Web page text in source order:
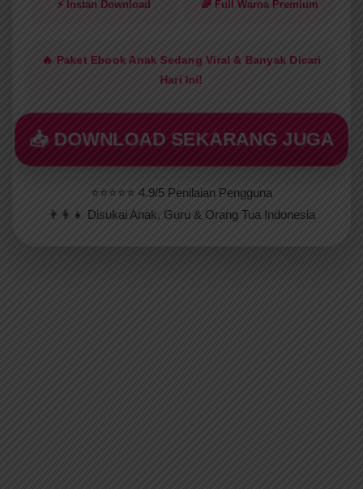
⚡ Instan Download 🌈 Full Warna Premium
🔥 Paket Ebook Anak Sedang Viral & Banyak Dicari
Hari Ini!
📥 DOWNLOAD SEKARANG JUGA
⭐⭐⭐⭐⭐ 4.9/5 Penilaian Pengguna
👨‍👩‍👧 Disukai Anak, Guru & Orang Tua Indonesia